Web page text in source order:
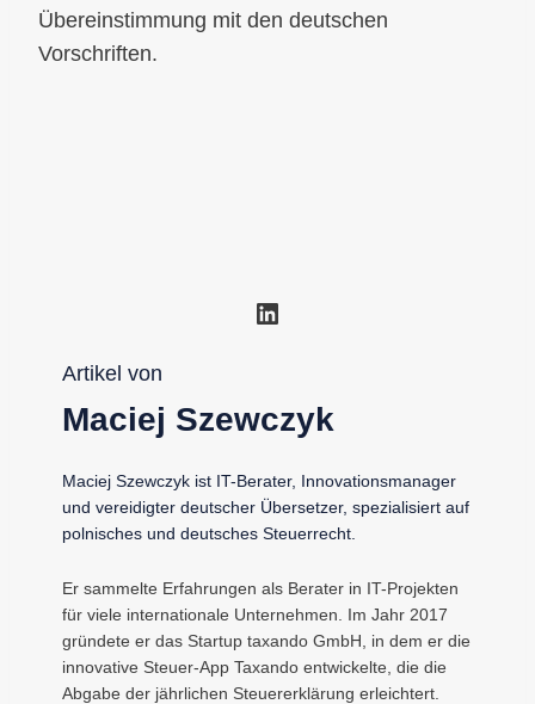
Übereinstimmung mit den deutschen
Vorschriften.
LinkedIn
Artikel von
Maciej Szewczyk
Maciej Szewczyk ist IT-Berater, Innovationsmanager
und vereidigter deutscher Übersetzer, spezialisiert auf
polnisches und deutsches Steuerrecht.
Er sammelte Erfahrungen als Berater in IT-Projekten
für viele internationale Unternehmen. Im Jahr 2017
gründete er das Startup taxando GmbH, in dem er die
innovative Steuer-App Taxando entwickelte, die die
Abgabe der jährlichen Steuererklärung erleichtert.